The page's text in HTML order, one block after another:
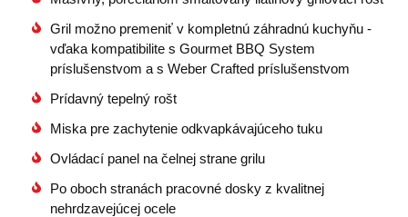
Gril možno premeniť v kompletnú záhradnú kuchyňu -
vďaka kompatibilite s Gourmet BBQ System
príslušenstvom a s Weber Crafted príslušenstvom
Prídavný tepelný rošt
Miska pre zachytenie odkvapkávajúceho tuku
Ovládací panel na čelnej strane grilu
Po oboch stranách pracovné dosky z kvalitnej
nehrdzavejúcej ocele